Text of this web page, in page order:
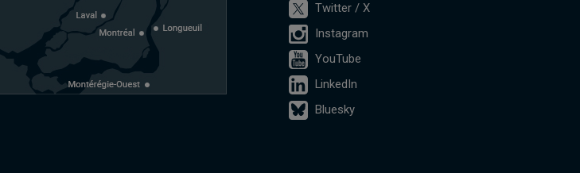
Twitter / X
Instagram
YouTube
LinkedIn
Bluesky